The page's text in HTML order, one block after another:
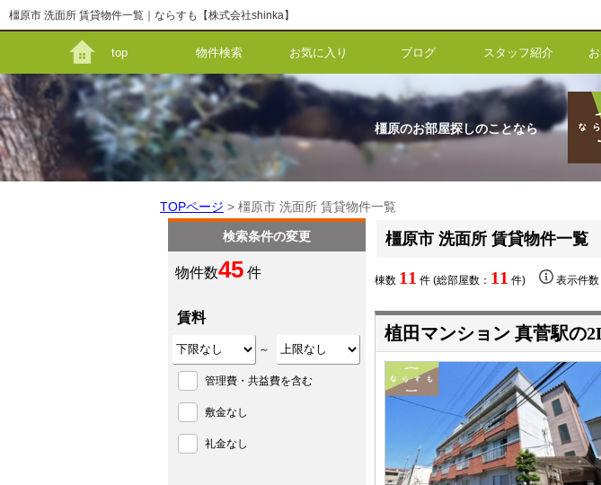
橿原市 洗面所 賃貸物件一覧｜ならすも【株式会社shinka】
top 物件検索 お気に入り ブログ スタッフ紹介
橿原のお部屋探しのことなら
TOPページ > 橿原市 洗面所 賃貸物件一覧
橿原市 洗面所 賃貸物件一覧
棟数 11 件 (総部屋数： 11 件) 表示件
植田マンション 真菅駅の
検索条件の変更
物件数45 件
賃料
～
管理費・共益費を含む
敷金なし
礼金なし